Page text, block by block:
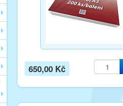
650,00 Kč